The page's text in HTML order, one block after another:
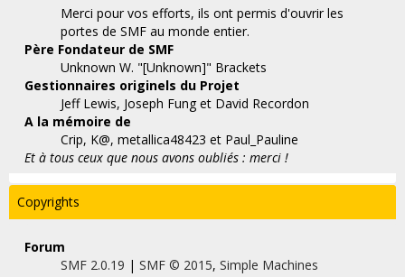
Merci pour vos efforts, ils ont permis d'ouvrir les
portes de SMF au monde entier.
Père Fondateur de SMF
Unknown W. "[Unknown]" Brackets
Gestionnaires originels du Projet
Jeff Lewis, Joseph Fung et David Recordon
A la mémoire de
Crip, K@, metallica48423 et Paul_Pauline
Et à tous ceux que nous avons oubliés : merci !
Copyrights
Forum
SMF 2.0.19 | SMF © 2015, Simple Machines